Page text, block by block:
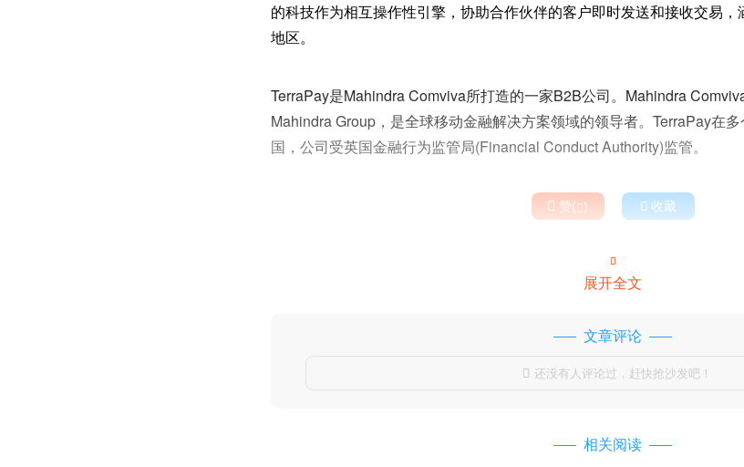
的科技作为相互操作性引擎，协助合作伙伴的客户即时发送和接收交易
地区。
TerraPay是Mahindra Comviva所打造的一家B2B公司。Mahindra
Mahindra Group，是全球移动金融解决方案领域的领导者。TerraPay在
国，公司受英国金融行为监管局(Financial Conduct Authority)监管。
 赞()  收藏

展开全文
文章评论
 还没有人评论过，赶快抢沙发吧！
相关阅读